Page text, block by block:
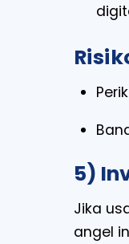
5)
Jika
angel